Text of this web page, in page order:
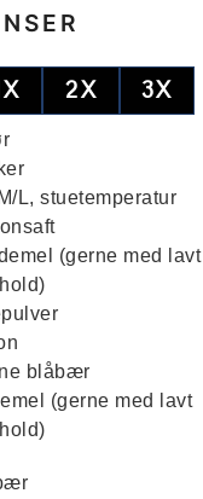
2X 3X
L, stuetemperatur
(gerne med lavt
blåbær
(gerne med lavt